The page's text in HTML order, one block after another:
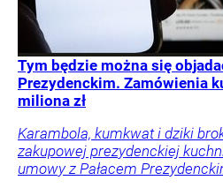
Tym będzie można się
Prezydenckim. Zamówienia
miliona zł
Karambola, kumkwat i dziki
zakupowej prezydenckiej
umowy z Pałacem